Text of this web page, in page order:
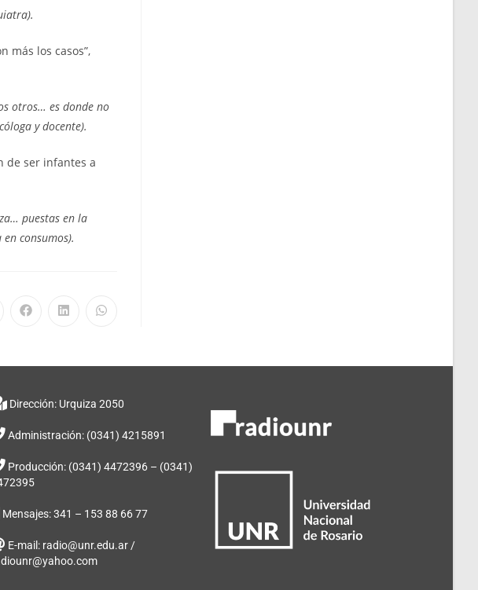
más los casos”,
otros… es donde no
y docente).
de ser infantes a
puestas en la
consumos).
Dirección: Urquiza 2050
Administración: (0341) 4215891
Producción: (0341) 4472396 – (0341)
Mensajes: 341 – 153 88 66 77
E-mail: radio@unr.edu.ar /